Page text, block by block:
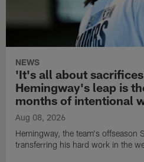
NEWS
'It's all about
Hemingway's leap is
months of intentional
Aug 08, 2026
Hemingway, the team's offseason
transferring his hard work in the